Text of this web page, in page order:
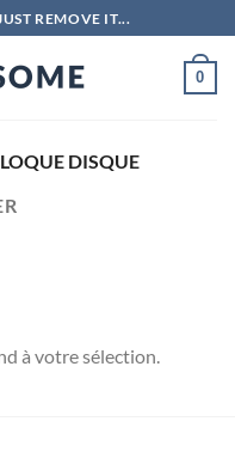
REMOVE IT...
0
DISQUE
à votre sélection.